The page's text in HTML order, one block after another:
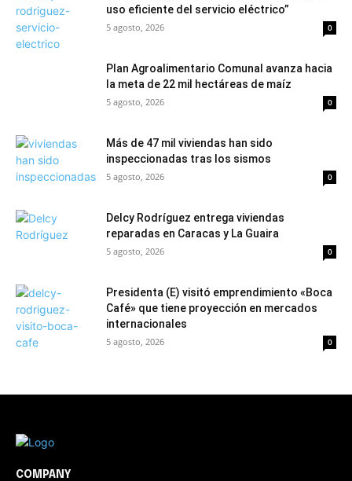
uso eficiente del servicio eléctrico”
5 agosto, 2026 0
Plan Agroalimentario Comunal avanza hacia
la meta de 22 mil hectáreas de maíz
5 agosto, 2026 0
Más de 47 mil viviendas han sido
inspeccionadas tras los sismos
5 agosto, 2026 0
Delcy Rodríguez entrega viviendas
reparadas en Caracas y La Guaira
5 agosto, 2026 0
Presidenta (E) visitó emprendimiento «Boca
Café» que tiene proyección en mercados
internacionales
5 agosto, 2026 0
COMPANY